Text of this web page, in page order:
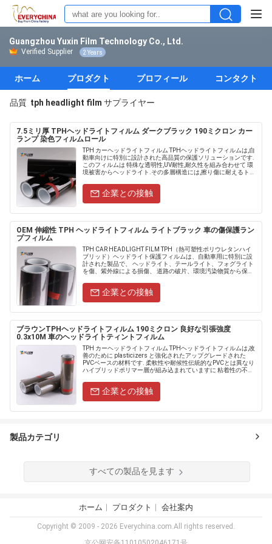
Guangzhou Yuxin Film Technology Co., Ltd.
Verified Supplier 2 Years
ホーム プロダクト プロフィール コンタクト
品質 tph headlight film サプライヤー
7.5ミリ厚 TPHヘッドライトフィルム ダークブラック 190ミクロン カー
ランプ 染色フィルムロール
TPH カーヘッドライトフィルム TPHヘッドライトフィルムは,自
動車向けに特別に設計された高品質の保護ソリューションです.
このフィルムは 特殊な透明性,UV耐性,耐久性を組み合わせて 環
境被害からヘッドライト.その多層構造には,擦り傷に耐えるトッ
企業との接触
OEM 伸縮性 TPH ヘッドライトフィルム ライトブラック 車の傷保護ラン
プフィルム
TPH CAR HEADLIGHT FILM TPH（熱可塑性ポリウレタンハイ
ブリッド）ヘッドライト保護フィルムは、自動車用に特別に設
計された製品で、 ヘッドライト、テールライト、フォグライト
を傷、紫外線による損傷、 道路の破片、環境汚染物質から保護
企業との接触
ブラウンTPHヘッドライトフィルム 190ミクロン 良好な引張強度
0.3x10M 車のヘッドライトティントフィルム
TPH カーヘッドライトフィルム TPHヘッドライトフィルムは,改
善のために plasticizers と強化されたアップグレードされた
PVCベースの材料です. 柔軟性や耐候性伝統的なPVCとは異なり
ハイブリッドポリマー層が組み込まれていますに 粘着性の不安
企業との接触
製品カテゴリ
すべての製品を見ます
ホーム プロダクト 会社案内
Copyright © 2009 - 2026 Everychina.com.All rights reserved.